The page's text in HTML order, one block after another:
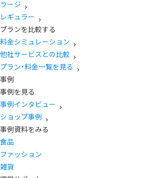
ラージ
レギュラー
プランを比較する
料金シミュレーション
他社サービスとの比較
プラン・料金一覧を見る
事例
事例を見る
事例インタビュー
ショップ事例
事例資料をみる
食品
ファッション
雑貨